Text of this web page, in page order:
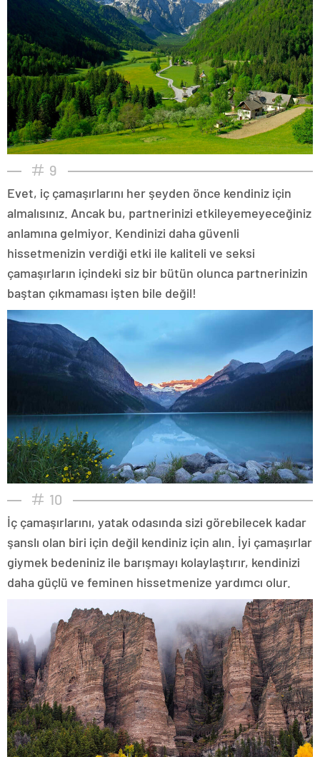
9
Evet, iç çamaşırlarını her şeyden önce kendiniz için
almalısınız. Ancak bu, partnerinizi etkileyemeyeceğiniz
anlamına gelmiyor. Kendinizi daha güvenli
hissetmenizin verdiği etki ile kaliteli ve seksi
çamaşırların içindeki siz bir bütün olunca partnerinizin
baştan çıkmaması işten bile değil!
10
İç çamaşırlarını, yatak odasında sizi görebilecek kadar
şanslı olan biri için değil kendiniz için alın. İyi çamaşırlar
giymek bedeniniz ile barışmayı kolaylaştırır, kendinizi
daha güçlü ve feminen hissetmenize yardımcı olur.